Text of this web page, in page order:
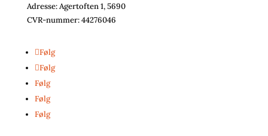
Adresse: Agertoften 1, 5690
CVR-nummer:44276046
Følg
Følg
Følg
Følg
Følg